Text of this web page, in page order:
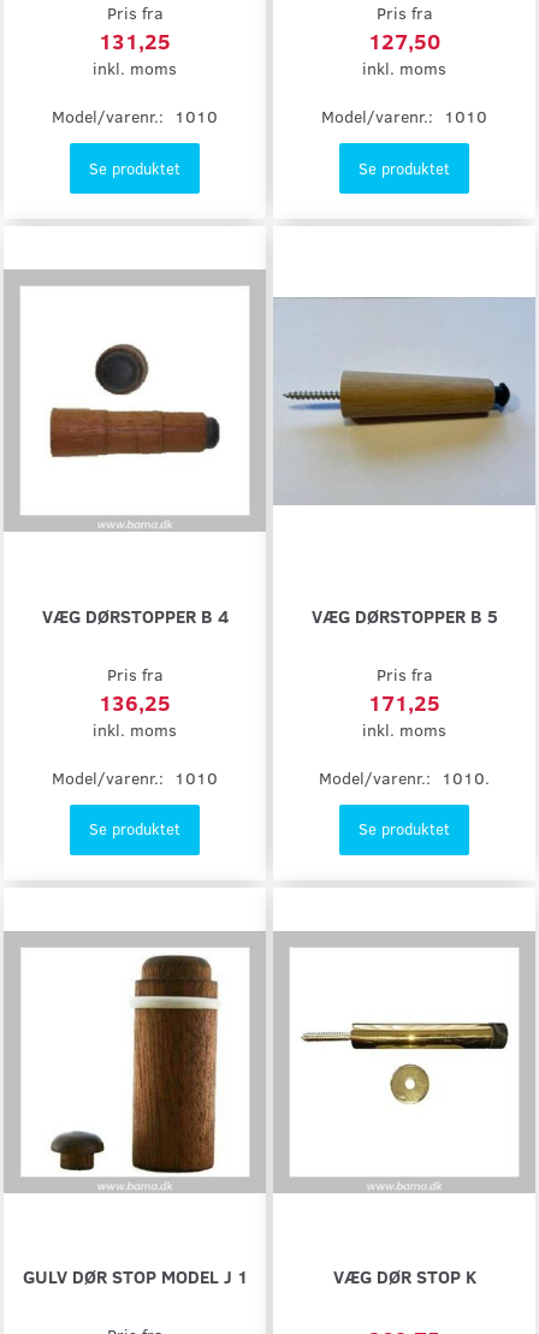
Pris fra
131,25
inkl. moms
Model/varenr.: 1010
Se produktet
Pris fra
127,50
inkl. moms
Model/varenr.: 1010
Se produktet
VÆG DØRSTOPPER B 4
Pris fra
136,25
inkl. moms
Model/varenr.: 1010
Se produktet
VÆG DØRSTOPPER B 5
Pris fra
171,25
inkl. moms
Model/varenr.: 1010.
Se produktet
GULV DØR STOP MODEL J 1 VÆG DØR STOP K